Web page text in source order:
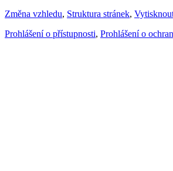
Změna vzhledu, Struktura stránek,
Prohlášení o přístupnosti, Prohlášení o